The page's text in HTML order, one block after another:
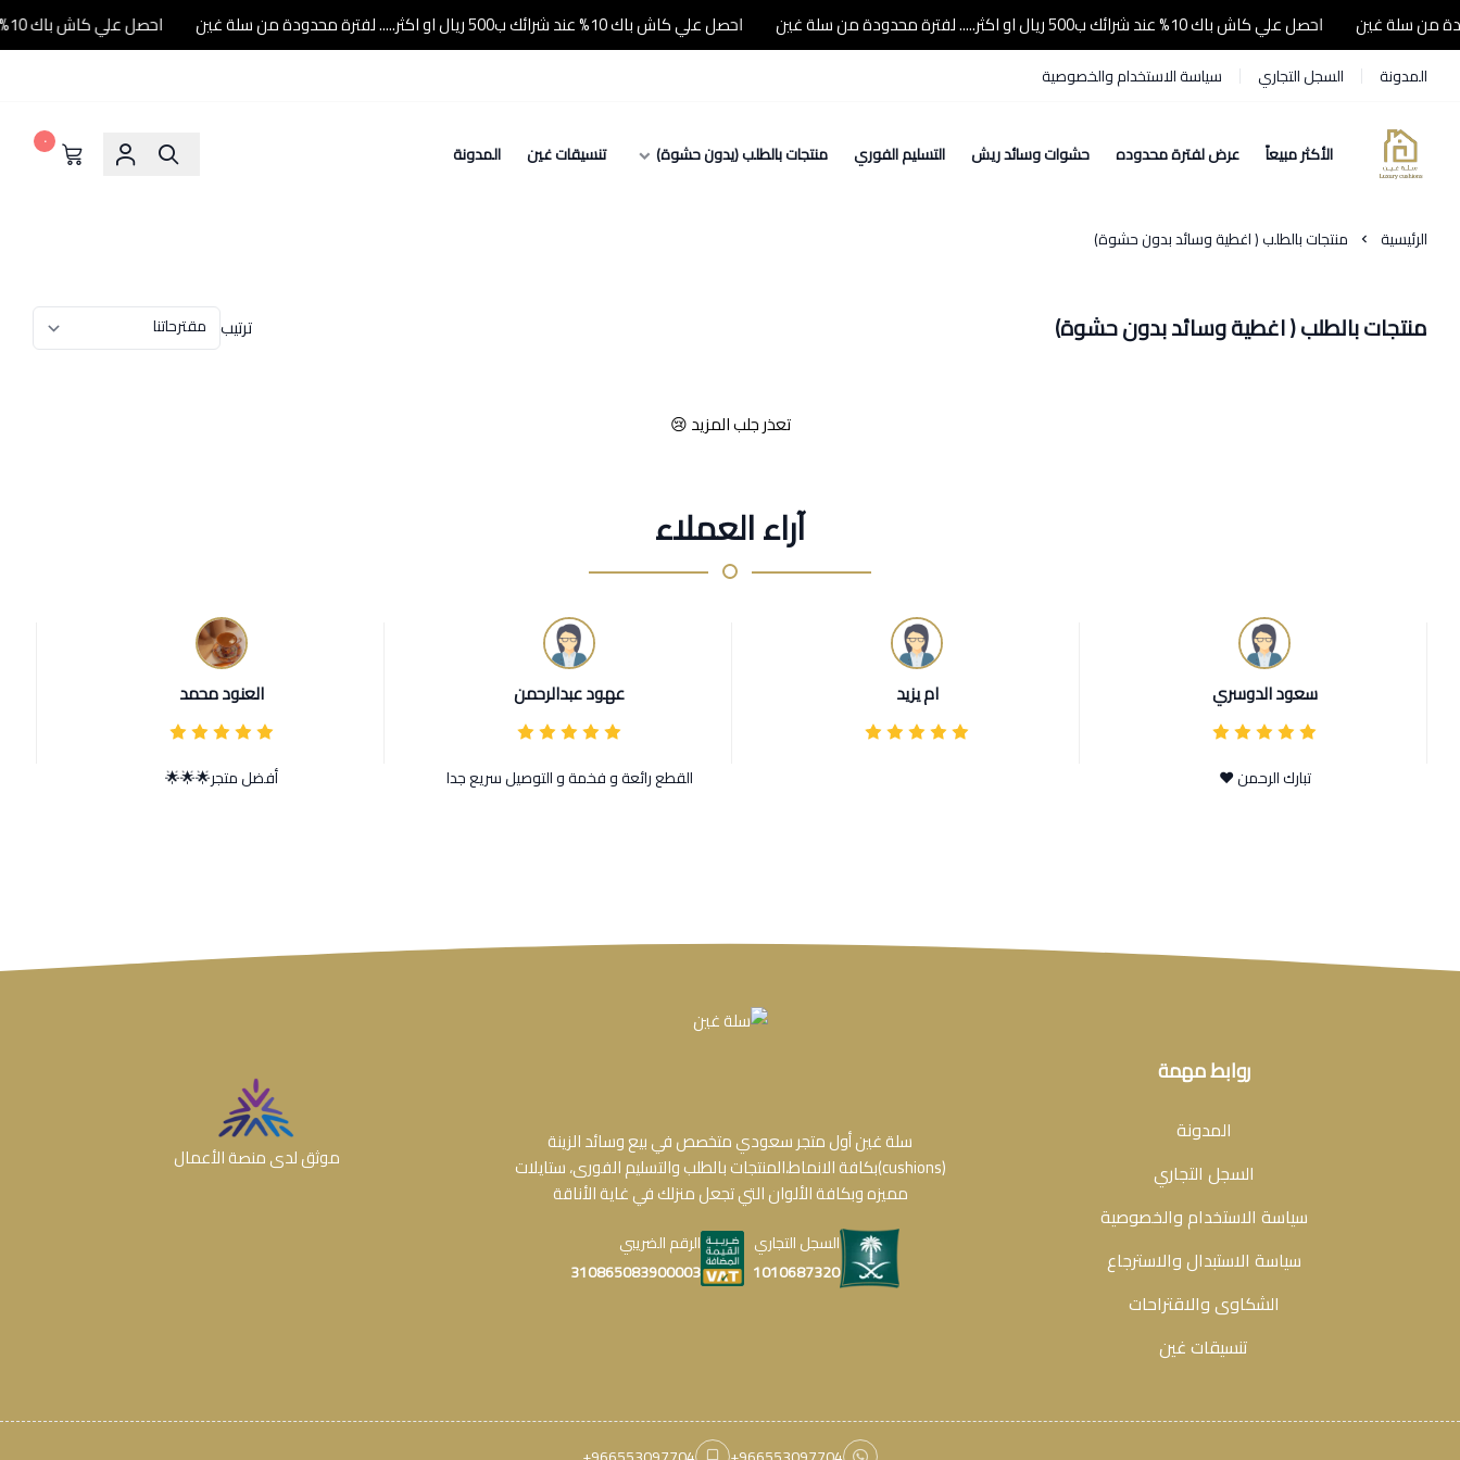
احصل علي كاش باك 10% عند شرائك ب500 ريال او اكثر..... لفترة محدودة من سلة غين احصل علي كاش باك 10% عند شرائك ب500 ريال او اكثر..... لفترة محدودة من سلة غين احصل علي كاش باك 10% عند شرائك ب500 ريال او اكثر..... لفترة محدودة من سلة غين
المدونة السجل التجاري سياسة الاستخدام والخصوصية
سلة غين الأكثر مبيعاً عرض لفترة محدوده حشوات وسائد ريش التسليم الفوري منتجات بالطلب (يدون حشوة) تنسيقات غين المدونة ٠
الرئيسية منتجات بالطلب ( اغطية وسائد بدون حشوة)
منتجات بالطلب ( اغطية وسائد بدون حشوة) ترتيب
تعذر جلب المزيد 😢
آراء العملاء
سعود الدوسري
تبارك الرحمن ❤️
ام يزيد عهود عبدالرحمن
القطع رائعة و فخمة و التوصيل سريع جدا
العنود محمد
أفضل متجر🌟🌟🌟
روابط مهمة
المدونة
السجل التجاري
سياسة الاستخدام والخصوصية
سياسة الاستبدال والاسترجاع
الشكاوى والاقتراحات
تنسيقات غين
سلة غين أول متجر سعودي متخصص في بيع وسائد الزينة
(cushions)بكافة الانماط،المنتجات بالطلب والتسليم الفورى، ستايلات
مميزه وبكافة الألوان التي تجعل منزلك في غاية الأناقة
السجل التجاري
1010687320
الرقم الضريبي
310865083900003
موثق لدى منصة الأعمال